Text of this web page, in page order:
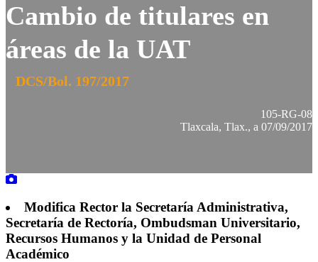
Cambio de titulares en
áreas de la UAT
DCS/Bol. 197/2017
105-RG-08
Tlaxcala, Tlax., a 07/09/2017
Modifica Rector la Secretaría Administrativa,
Secretaría de Rectoría, Ombudsman Universitario,
Recursos Humanos y la Unidad de Personal
Académico